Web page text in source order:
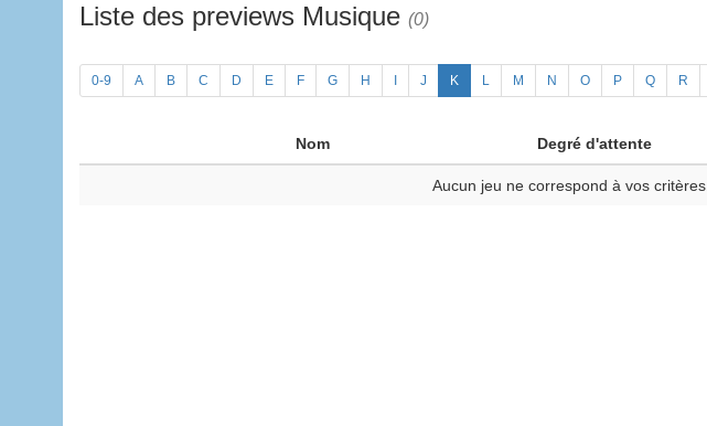
Liste des previews Musique (0)
0-9 A B C D E F G H J K L M N O P Q R
Nom Degré d'attente
Aucun jeu ne correspond à vos critères.